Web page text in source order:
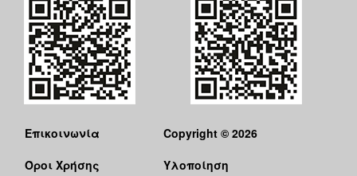
ΔΗΜΟΣ
ΠΟΛΙΤΙΣΜΟΣ
ΑΝΘΕΚΤΙΚΗ
ΠΟΛΗ
Επικοινωνία
Όροι Χρήσης
Copyright © 2026
Υλοποίηση